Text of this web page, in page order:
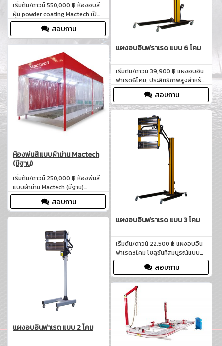
เริ่มต้น/ดาวน์ 550,000 ฿ ห้องอบสี
ฝุ่น powder coating Mactech เป็น
เทคโนโลยีที่ทันสมัยที่สุดในวงการ
อุตสาหกรรมการเคลือบสี ด้วยการ
ออกแบบและโครงสร้างที่แข็งแรง
สามารถตอบสนองต่อความต้องการ
ในการอบสีฝุ่นได้อย่างมีประสิทธิภาพ
สูงสุด
สอบถาม
แผงอบอินฟราเรด แบบ 6 โคม
เริ่มต้น/ดาวน์ 39,900 ฿ แผงอบอิน
ฟาเรด6โคม: ประสิทธิภาพสูงสำหรับ
การอบสีและซ่อมแซมรถยนต์อย่าง
มืออาชีพ คืออุปกรณ์ที่ถูกออกแบบ
มาเพื่อการอบสีและการซ่อมแซม
รถยนต์ในระดับมืออาชีพ โดยเฉพาะ
ในอู่ซ่อมรถหรือโรงงานอุตสาหกรรม
ที่ต้องการประสิทธิภาพสูงและความ
แม่นยำในการทำงาน
สอบถาม
ห้องพ่นสีแบบผ้าม่าน Mactech
(มีฐาน)
เริ่มต้น/ดาวน์ 250,000 ฿ ห้องพ่นสี
แบบผ้าม่าน Mactech (มีฐาน)
ออกแบบมาเพื่อ รองรับงานพ่นสีทุก
ประเภท ไม่ว่าจะเป็นงานพ่นสีใน
อุตสาหกรรมรถยนต์ อู่ซ่อมรถ งาน
โรงงานอุตสาหกรรม
สอบถาม
แผงอบอินฟราเรด แบบ 3 โคม
เริ่มต้น/ดาวน์ 22,500 ฿ แผงอบอิน
ฟาเรด3โคม โซลูชันที่สมบูรณ์แบบ
สำหรับการอบสีรถยนต์ระดับมือ
อาชีพ** เป็นอุปกรณ์ที่ถูกออกแบบมา
เพื่อให้การอบสีรถยนต์เป็นไปอย่าง
รวดเร็วและมีประสิทธิภาพสูงสุด
เหมาะสำหรับอู่ซ่อมรถ โรงงาน
อุตสาหกรรม และธุรกิจที่ต้องการ
คุณภาพในการทำงานที่ไม่มีที่ติ ด้วย
เทคโนโลยีอินฟาเรดที่ทันสม
สอบถาม
แผงอบอินฟาเรต แบบ 2 โคม